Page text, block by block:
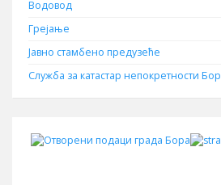
Водовод
Грејање
Јавно стамбено предузеће
Служба за катастар непокретности Бор